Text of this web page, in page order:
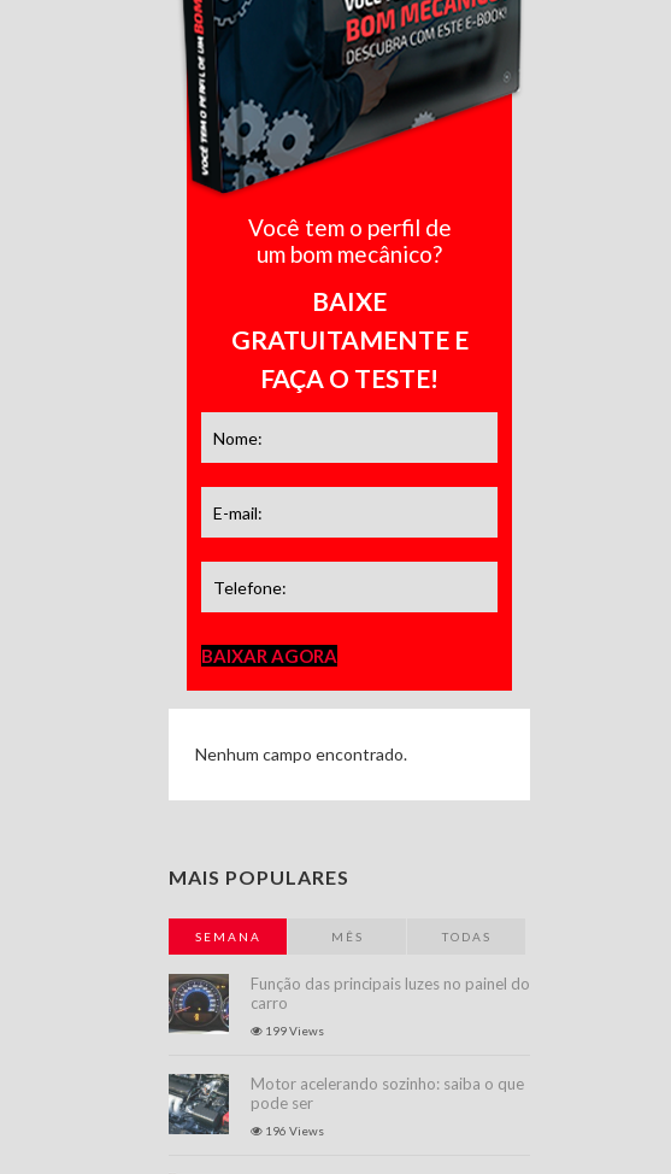
Você tem o perfil de
um bom mecânico?
BAIXE
GRATUITAMENTE E
FAÇA O TESTE!
BAIXAR AGORA
Nenhum campo encontrado.
MAIS POPULARES
SEMANA MÊS TODAS
Função das principais luzes no painel do
carro
199 Views
Motor acelerando sozinho: saiba o que
pode ser
196 Views